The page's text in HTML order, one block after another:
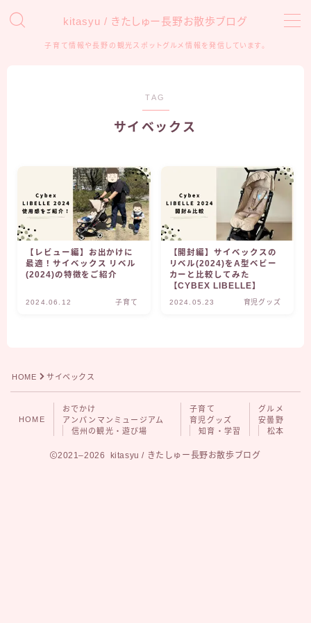
kitasyu / きたしゅー長野お散歩ブログ
子育て情報や長野の観光スポットグルメ情報を発信しています。
MENU
信州の観光・遊び場
子育て
育児グッズ
知育・学習
TAG
サイベックス
【レビュー編】お出かけに
最適！サイベックス リベル
(2024)の特徴をご紹介
2024.06.12 子育て
【開封編】サイベックスの
リベル(2024)をA型ベビー
カーと比較してみた
【CYBEX LIBELLE】
2024.05.23 育児グッズ
HOME サイベックス
HOME
おでかけ
アンパンマンミュージアム
信州の観光・遊び場
子育て
育児グッズ
知育・学習
グルメ
安曇野
松本
2021–2026 kitasyu / きたしゅー長野お散歩ブログ